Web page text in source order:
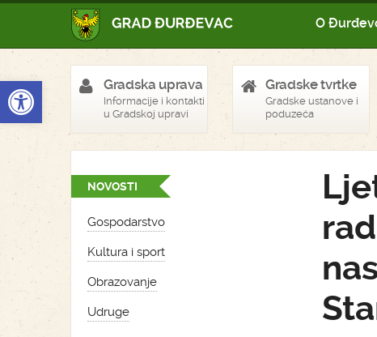
Open toolbar
O
Gradska uprava
Informacije i kontakti
u Gradskoj upravi
Gradske tvrtke
Gradske ustanove i
poduzeća
NOVOSTI
Gospodarstvo
Kultura i sport
Obrazovanje
Udruge